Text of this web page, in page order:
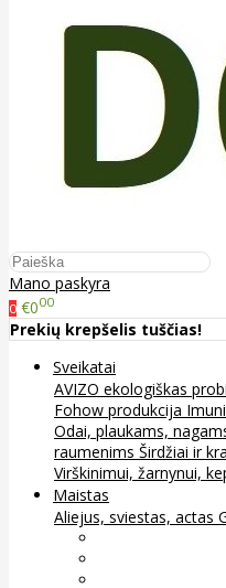
Mano paskyra
0 €000
Prekių krepšelis tuščias!
Sveikatai
AVIZO ekologiškas
Fohow produkcija
Odai, plaukams,
raumenims Širdžiai ir
Virškinimui, žarnynui,
Maistas
Aliejus, sviestas, actas